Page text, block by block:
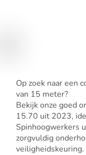
Op zoek naar een
van 15 meter?
Bekijk onze goed
15.70 uit 2023,
Spinhoogwerkers
zorgvuldig
veiligheidskeuring.